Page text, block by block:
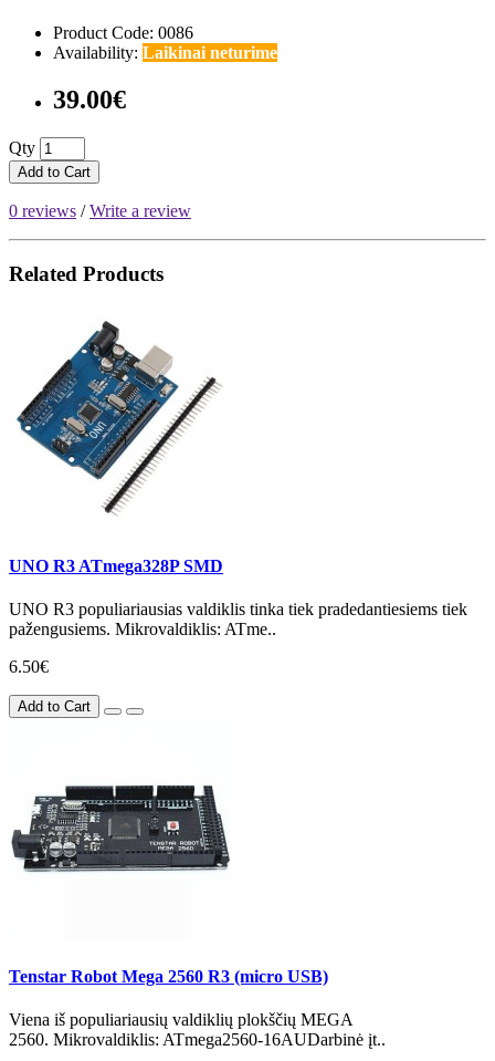
Product Code: 0086
Availability: Laikinai neturime
39.00€
Qty
Add to Cart
0 reviews /Write a review
Related Products
UNO R3 ATmega328P SMD
UNO R3 populiariausias valdiklis tinka tiek pradedantiesiems tiek
pažengusiems. Mikrovaldiklis: ATme..
6.50€
Add to Cart
Tenstar Robot Mega 2560 R3 (micro USB)
Viena iš populiariausių valdiklių plokščių MEGA
2560. Mikrovaldiklis: ATmega2560-16AUDarbinė įt..